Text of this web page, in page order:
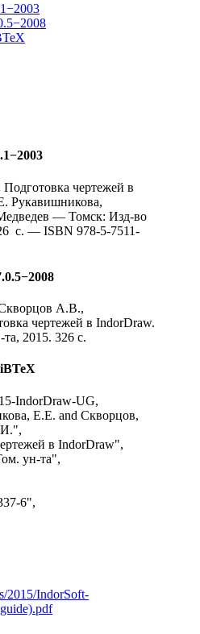
Подготовка чертежей в
Рукавишникова,
— Томск: Изд-во
c. — ISBN 978-5-7511-
А.В.,
чертежей в IndorDraw.
2015. 326 с.
IndorDraw-UG,
Е.Е. and Скворцов,
в IndorDraw",
ун-та",
6",
2015/IndorSoft-